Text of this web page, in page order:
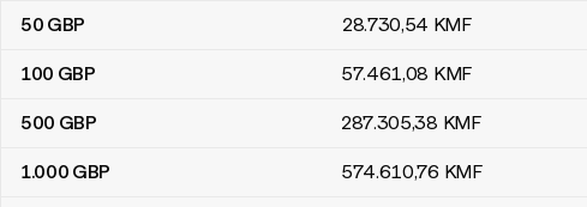
50 GBP 28.730,54 KMF
100 GBP 57.461,08 KMF
500 GBP 287.305,38 KMF
1.000 GBP 574.610,76 KMF